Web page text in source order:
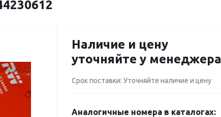
Наличие и цену
уточняйте у менеджера
Срок поставки: Уточняйте наличие и цену
Аналогичные номера в каталогах: